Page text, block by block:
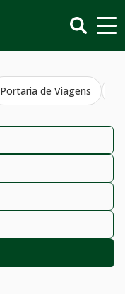
Portaria de Viagens